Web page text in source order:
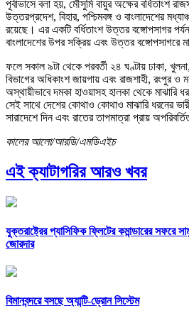
পূর্বাভাসে বলা হয়, মৌসুমি বায়ুর অক্ষের বর্ধিতাংশ
উত্তরপ্রদেশ, বিহার, পশ্চিমবঙ্গ ও বাংলাদেশের
রয়েছে। এর একটি বর্ধিতাংশ উত্তর বঙ্গোপসাগর
বাংলাদেশের উপর সক্রিয় এবং উত্তর বঙ্গোপসাগরে
ফলে সকাল ৯টা থেকে পরবর্তী ২৪ ঘণ্টায় ঢাকা,
বিভাগের অধিকাংশ জায়গায় এবং রাজশাহী, রংপুর ও
অস্থায়ীভাবে দমকা হাওয়াসহ হালকা থেকে মাঝারি
সেই সাথে দেশের কোথাও কোথাও মাঝারি ধরনের
সারাদেশে দিন এবং রাতের তাপমাত্রা প্রায়
কালের আলো/আরডি/এমডিএইচ
এই ক্যাটাগরির আরও খবর
যুক্তরাষ্ট্রের প্যাসিফিক ফ্লিটের কমান্ডারের সফরে
জোরদার
বিমানবন্দরে বসছে অ্যান্টি-ড্রোন সিস্টেম